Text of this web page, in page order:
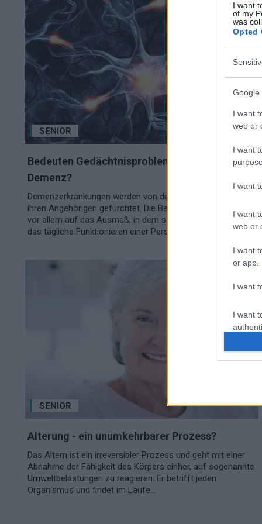
I want
of my
was
Opted
Google
I want
web or
I want
I want
I want
web or
I want
or app.
I want
I want
SENIOR
Bedeuten Gedächtnisprobleme immer
Demenz?
Demenzerkrankungen werden von den Betroffenen und
ihren Angehörigen gefürchtet. Die Besorgnis bezieht sich
vor allem auf das Ausmaß, in dem solche Erkrankungen
das tägliche Funktionieren einer Person...
SENIOR
Alterung - ein unumkehrbarer Prozess?
Das Altern ist ein irreversibler Prozess und geht mit einer
Abnahme der Fähigkeit des Körpers einher, auf sogenannte
Umweltbelastungen zu reagieren. Er betrifft jeden
Organismus und findet im Laufe...